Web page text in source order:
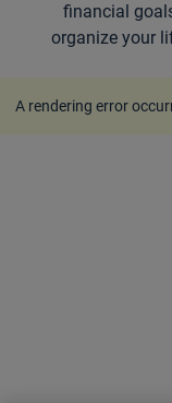
financial
organize your
A rendering error